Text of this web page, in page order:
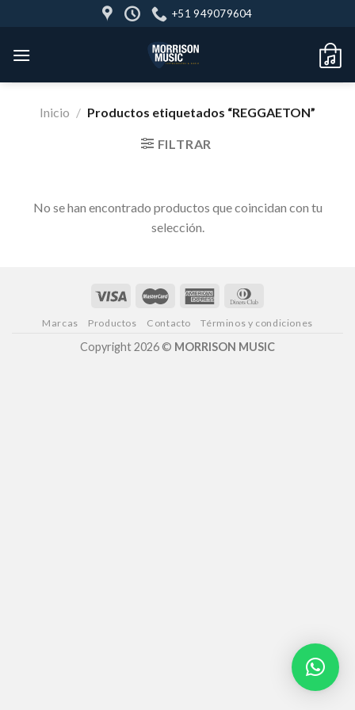
content
+51 949079604
Inicio / Productos etiquetados “REGGAETON”
FILTRAR
No se han encontrado productos que coincidan con tu
selección.
Marcas Productos Contacto Términos y condiciones
Copyright 2026 © MORRISON MUSIC